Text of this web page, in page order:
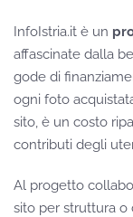
InfoIstria.it è un
affascinate dalla
gode di
ogni foto
sito, è un costo
contributi degli
Al progetto
sito per struttura o